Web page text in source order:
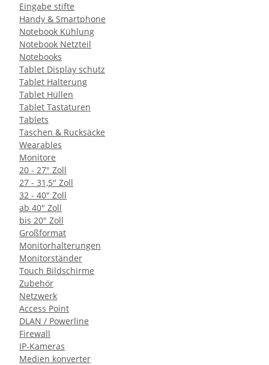
Eingabe stifte
Handy & Smartphone
Notebook Kühlung
Notebook Netzteil
Notebooks
Tablet Display schutz
Tablet Halterung
Tablet Hüllen
Tablet Tastaturen
Tablets
Taschen & Rucksäcke
Wearables
Monitore
20 - 27" Zoll
27 - 31,5" Zoll
32 - 40" Zoll
ab 40" Zoll
bis 20" Zoll
Großformat
Monitorhalterungen
Monitorständer
Touch Bildschirme
Zubehör
Netzwerk
Access Point
DLAN / Powerline
Firewall
IP-Kameras
Medien konverter